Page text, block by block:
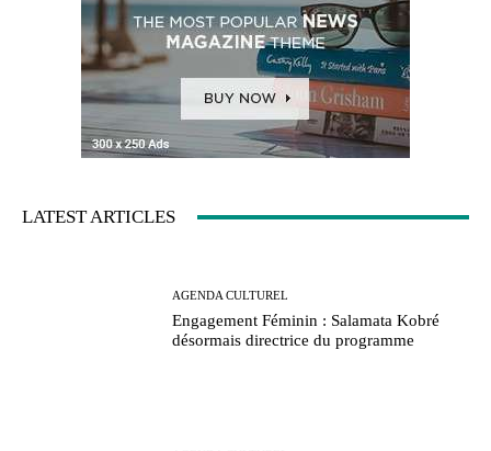
LATEST ARTICLES
AGENDA CULTUREL
Engagement Féminin : Salamata Kobré
désormais directrice du programme